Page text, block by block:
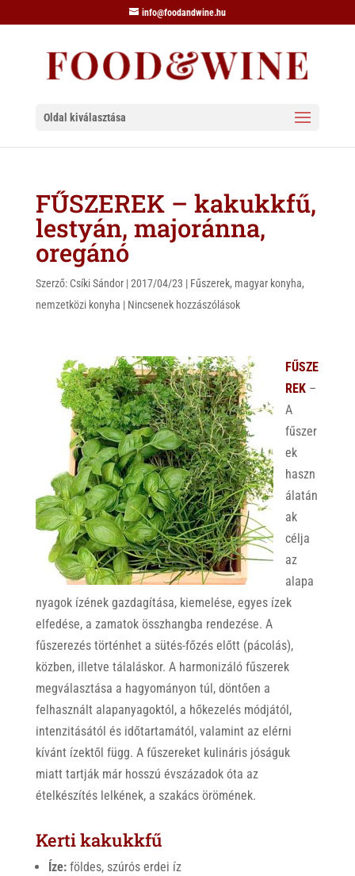
info@foodandwine.hu
Oldal kiválasztása
FŰSZEREK – kakukkfű,
lestyán, majoránna,
oregánó
Szerző: Csíki Sándor|2017/04/23 | Fűszerek, magyar konyha,
nemzetközi konyha | Nincsenek hozzászólások
FŰSZE
REK–
A
fűszer
ek
haszn
álatán
ak
célja
az
alapa
nyagok ízének gazdagítása, kiemelése, egyes ízek
elfedése, a zamatok összhangba rendezése. A
fűszerezés történhet a sütés-főzés előtt (pácolás),
közben, illetve tálaláskor. A harmonizáló fűszerek
megválasztása a hagyományon túl, döntően a
felhasznált alapanyagoktól, a hőkezelés módjától,
intenzitásától és időtartamától, valamint az elérni
kívánt ízektől függ. A fűszereket kulináris jóságuk
miatt tartják már hosszú évszázadok óta az
ételkészítés lelkének, a szakács örömének.
Kerti kakukkfű
Íze: földes, szúrós erdei íz